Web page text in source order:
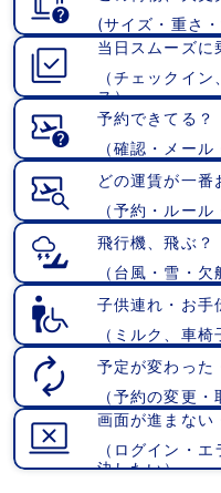
(サイズ・重さ
当日スムーズに
（チェックイ
ス）
予約できてる？
（確認・メール
どの運賃が一番
（予約・ルール
飛行機、飛ぶ？
（台風・雪・欠
子供連れ・お手
（ミルク、車椅
予定が変わった
（予約の変更・
画面が進まない
（ログイン・
決したい）